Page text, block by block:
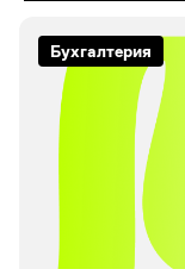
Бухгалтерия